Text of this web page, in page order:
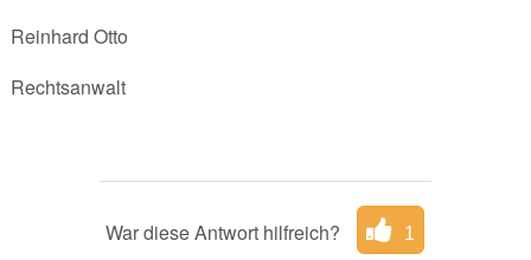
Reinhard Otto
Rechtsanwalt
War diese Antwort hilfreich? 1